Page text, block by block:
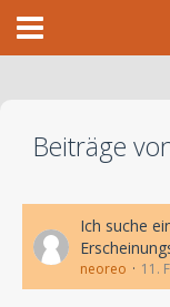
Beiträge
Ich suche
neoreo 11.